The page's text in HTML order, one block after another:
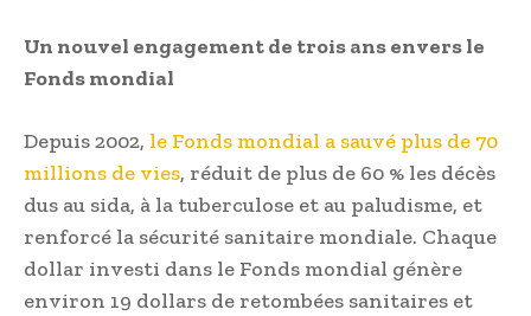
Un nouvel engagement de trois ans envers le
Fonds mondial
Depuis 2002, le Fonds mondial a sauvé plus de 70
millions de vies, réduit de plus de 60 % les décès
dus au sida, à la tuberculose et au paludisme, et
renforcé la sécurité sanitaire mondiale. Chaque
dollar investi dans le Fonds mondial génère
environ 19 dollars de retombées sanitaires et